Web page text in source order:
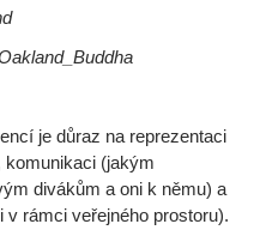
je důraz na reprezentaci
komunikaci (jakým
divákům a oni k němu) a
rámci veřejného prostoru).